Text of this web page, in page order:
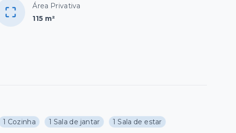
Área Privativa
115 m²
1 Cozinha 1 Sala de jantar
1 Sala de estar